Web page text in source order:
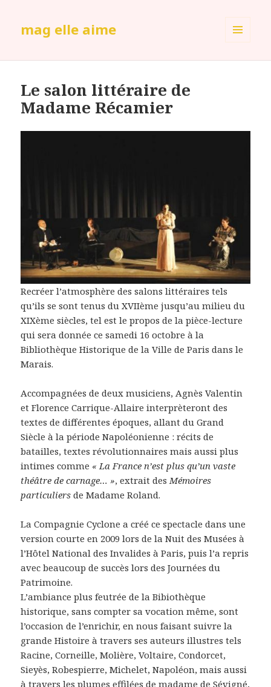
mag elle aime
Le salon littéraire de
Madame Récamier
Recréer l’atmosphère des salons littéraires tels
qu’ils se sont tenus du XVIIème jusqu’au milieu du
XIXème siècles, tel est le propos de la pièce-lecture
qui sera donnée ce samedi 16 octobre à la
Bibliothèque Historique de la Ville de Paris dans le
Marais.
Accompagnées de deux musiciens, Agnès Valentin
et Florence Carrique-Allaire interprèteront des
textes de différentes époques, allant du Grand
Siècle à la période Napoléonienne : récits de
batailles, textes révolutionnaires mais aussi plus
intimes comme « La France n’est plus qu’un vaste
théâtre de carnage… », extrait des Mémoires
particuliers de Madame Roland.
La Compagnie Cyclone a créé ce spectacle dans une
version courte en 2009 lors de la Nuit des Musées à
l’Hôtel National des Invalides à Paris, puis l’a repris
avec beaucoup de succès lors des Journées du
Patrimoine.
L’ambiance plus feutrée de la Bibiothèque
historique, sans compter sa vocation même, sont
l’occasion de l’enrichir, en nous faisant suivre la
grande Histoire à travers ses auteurs illustres tels
Racine, Corneille, Molière, Voltaire, Condorcet,
Sieyès, Robespierre, Michelet, Napoléon, mais aussi
à travers les plumes effilées de madame de Sévigné,